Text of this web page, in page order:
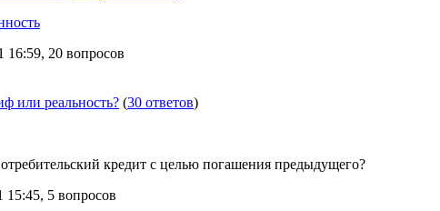
20 вопросов
или реальность? (30 ответов)
кредит с целью погашения предыдущего?
5 вопросов